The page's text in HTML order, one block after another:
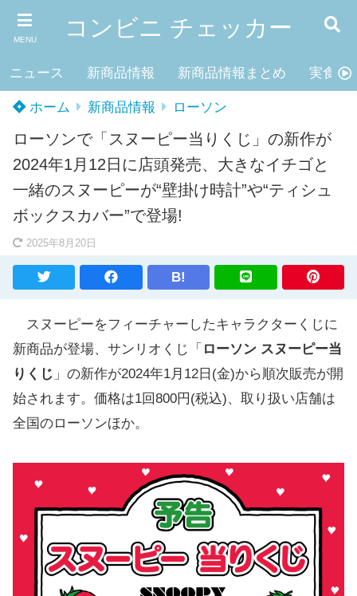
MENU コンビニ チェッカー
ニュース 新商品情報 新商品情報まとめ 実食レ
ホーム 新商品情報 ローソン
ローソンで「スヌーピー当りくじ」の新作が
2024年1月12日に店頭発売、大きなイチゴと
一緒のスヌーピーが“壁掛け時計”や“ティシュ
ボックスカバー”で登場!
2025年8月20日
B!
スヌーピーをフィーチャーしたキャラクターくじに
新商品が登場、サンリオくじ「 ローソン スヌーピー当
りくじ 」の新作が2024年1月12日(金)から順次販売が開
始されます。価格は1回800円(税込)、取り扱い店舗は
全国のローソンほか。